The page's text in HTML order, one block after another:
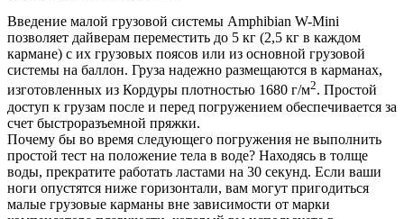
Введение малой грузовой системы Amphibian W-Mini
позволяет дайверам переместить до 5 кг (2,5 кг в каждом
кармане) с их грузовых поясов или из основной грузовой
системы на баллон. Груза надежно размещаются в карманах,
изготовленных из Кордуры плотностью 1680 г/м2. Простой
доступ к грузам после и перед погружением обеспечивается за
счет быстроразъемной пряжки.
Почему бы во время следующего погружения не выполнить
простой тест на положение тела в воде? Находясь в толще
воды, прекратите работать ластами на 30 секунд. Если ваши
ноги опустятся ниже горизонтали, вам могут пригодиться
малые грузовые карманы вне зависимости от марки